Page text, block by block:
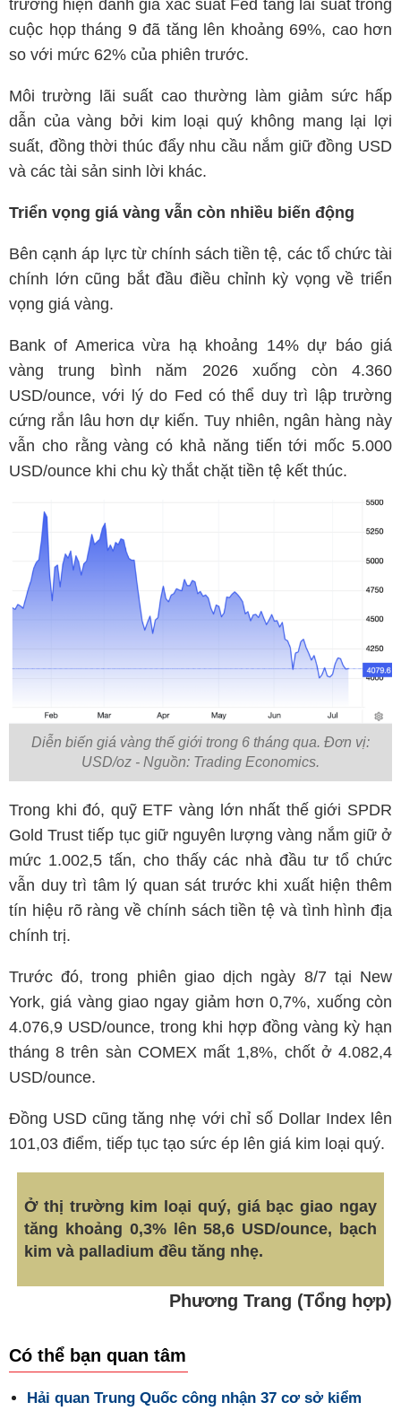
trường hiện đánh giá xác suất Fed tăng lãi suất trong
cuộc họp tháng 9 đã tăng lên khoảng 69%, cao hơn
so với mức 62% của phiên trước.
Môi trường lãi suất cao thường làm giảm sức hấp
dẫn của vàng bởi kim loại quý không mang lại lợi
suất, đồng thời thúc đẩy nhu cầu nắm giữ đồng USD
và các tài sản sinh lời khác.
Triển vọng giá vàng vẫn còn nhiều biến động
Bên cạnh áp lực từ chính sách tiền tệ, các tổ chức tài
chính lớn cũng bắt đầu điều chỉnh kỳ vọng về triển
vọng giá vàng.
Bank of America vừa hạ khoảng 14% dự báo giá
vàng trung bình năm 2026 xuống còn 4.360
USD/ounce, với lý do Fed có thể duy trì lập trường
cứng rắn lâu hơn dự kiến. Tuy nhiên, ngân hàng này
vẫn cho rằng vàng có khả năng tiến tới mốc 5.000
USD/ounce khi chu kỳ thắt chặt tiền tệ kết thúc.
Diễn biến giá vàng thế giới trong 6 tháng qua. Đơn vị:
USD/oz - Nguồn: Trading Economics.
Trong khi đó, quỹ ETF vàng lớn nhất thế giới SPDR
Gold Trust tiếp tục giữ nguyên lượng vàng nắm giữ ở
mức 1.002,5 tấn, cho thấy các nhà đầu tư tổ chức
vẫn duy trì tâm lý quan sát trước khi xuất hiện thêm
tín hiệu rõ ràng về chính sách tiền tệ và tình hình địa
chính trị.
Trước đó, trong phiên giao dịch ngày 8/7 tại New
York, giá vàng giao ngay giảm hơn 0,7%, xuống còn
4.076,9 USD/ounce, trong khi hợp đồng vàng kỳ hạn
tháng 8 trên sàn COMEX mất 1,8%, chốt ở 4.082,4
USD/ounce.
Đồng USD cũng tăng nhẹ với chỉ số Dollar Index lên
101,03 điểm, tiếp tục tạo sức ép lên giá kim loại quý.
Ở thị trường kim loại quý, giá bạc giao ngay
tăng khoảng 0,3% lên 58,6 USD/ounce, bạch
kim và palladium đều tăng nhẹ.
Phương Trang (Tổng hợp)
Có thể bạn quan tâm
Hải quan Trung Quốc công nhận 37 cơ sở kiểm